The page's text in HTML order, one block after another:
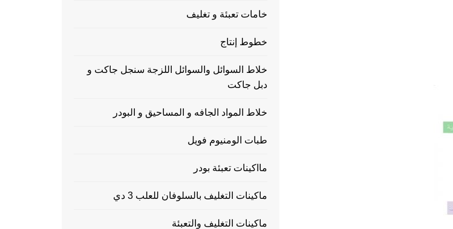
خامات تعبئة و تغليف
خطوط إنتاج
خلاط السوائل والسوائل اللزجة سنجل جاكت و
دبل جاكت
خلاط المواد الجافه و المساحيق و البودر
طبات الومنيوم فويل
مااكينات تعبئة بودر
ماكينات التغليف بالسلوفان للعلب 3 دي
ماكينات التغليف والتعبئة